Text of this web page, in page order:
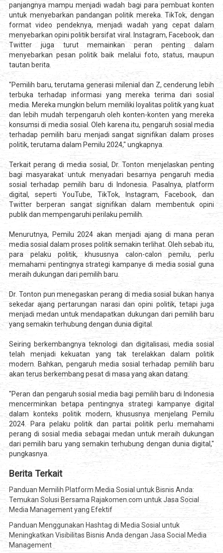
panjangnya mampu menjadi wadah bagi para pembuat konten
untuk menyebarkan pandangan politik mereka. TikTok, dengan
format video pendeknya, menjadi wadah yang cepat dalam
menyebarkan opini politik bersifat viral. Instagram, Facebook, dan
Twitter juga turut memainkan peran penting dalam
menyebarkan pesan politik baik melalui foto, status, maupun
tautan berita.
"Pemilih baru, terutama generasi milenial dan Z, cenderung lebih
terbuka terhadap informasi yang mereka terima dari sosial
media. Mereka mungkin belum memiliki loyalitas politik yang kuat
dan lebih mudah terpengaruh oleh konten-konten yang mereka
konsumsi di media sosial. Oleh karena itu, pengaruh sosial media
terhadap pemilih baru menjadi sangat signifikan dalam proses
politik, terutama dalam Pemilu 2024," ungkapnya.
Terkait perang di media sosial, Dr. Tonton menjelaskan penting
bagi masyarakat untuk menyadari besarnya pengaruh media
sosial terhadap pemilih baru di Indonesia. Pasalnya, platform
digital, seperti YouTube, TikTok, Instagram, Facebook, dan
Twitter berperan sangat signifikan dalam membentuk opini
publik dan mempengaruhi perilaku pemilih.
Menurutnya, Pemilu 2024 akan menjadi ajang di mana peran
media sosial dalam proses politik semakin terlihat. Oleh sebab itu,
para pelaku politik, khususnya calon-calon pemilu, perlu
memahami pentingnya strategi kampanye di media sosial guna
meraih dukungan dari pemilih baru.
Dr. Tonton pun menegaskan perang di media sosial bukan hanya
sekedar ajang pertarungan narasi dan opini politik, tetapi juga
menjadi medan untuk mendapatkan dukungan dari pemilih baru
yang semakin terhubung dengan dunia digital.
Seiring berkembangnya teknologi dan digitalisasi, media sosial
telah menjadi kekuatan yang tak terelakkan dalam politik
modern. Bahkan, pengaruh media sosial terhadap pemilih baru
akan terus berkembang pesat di masa yang akan datang.
"Peran dan pengaruh sosial media bagi pemilih baru di Indonesia
mencerminkan betapa pentingnya strategi kampanye digital
dalam konteks politik modern, khususnya menjelang Pemilu
2024. Para pelaku politik dan partai politik perlu memahami
perang di sosial media sebagai medan untuk meraih dukungan
dari pemilih baru yang semakin terhubung dengan dunia digital,"
pungkasnya.
Berita Terkait
Panduan Memilih Platform Media Sosial untuk Bisnis Anda:
Temukan Solusi Bersama Rajakomen.com untuk Jasa Social
Media Management yang Efektif
Panduan Menggunakan Hashtag di Media Sosial untuk
Meningkatkan Visibilitas Bisnis Anda dengan Jasa Social Media
Management